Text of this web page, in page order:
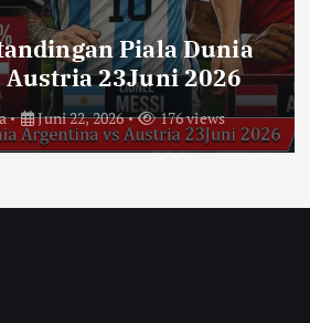
Piala Dunia
23Juni 2026
Juni 22, 2026 176 views